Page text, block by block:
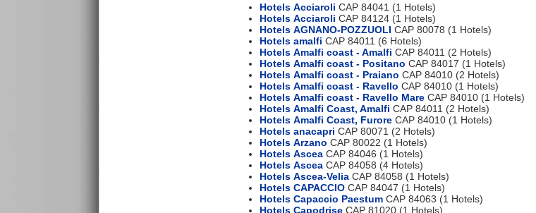
Hotels Acciaroli CAP 84041 (1 Hotels)
Hotels Acciaroli CAP 84124 (1 Hotels)
Hotels AGNANO-POZZUOLI CAP 80078 (1 Hotels)
Hotels amalfi CAP 84011 (6 Hotels)
Hotels Amalfi coast - Amalfi CAP 84011 (2 Hotels)
Hotels Amalfi coast - Positano CAP 84017 (1 Hotels)
Hotels Amalfi coast - Praiano CAP 84010 (2 Hotels)
Hotels Amalfi coast - Ravello CAP 84010 (1 Hotels)
Hotels Amalfi coast - Ravello Mare CAP 84010 (1 Hotels)
Hotels Amalfi Coast, Amalfi CAP 84011 (2 Hotels)
Hotels Amalfi Coast, Furore CAP 84010 (1 Hotels)
Hotels anacapri CAP 80071 (2 Hotels)
Hotels Arzano CAP 80022 (1 Hotels)
Hotels Ascea CAP 84046 (1 Hotels)
Hotels Ascea CAP 84058 (4 Hotels)
Hotels Ascea-Velia CAP 84058 (1 Hotels)
Hotels CAPACCIO CAP 84047 (1 Hotels)
Hotels Capaccio Paestum CAP 84063 (1 Hotels)
Hotels Capodrise CAP 81020 (1 Hotels)